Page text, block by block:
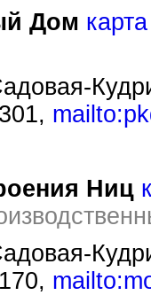
Дом карта
Ниц